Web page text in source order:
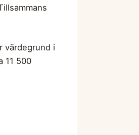
värdegrund i
11 500